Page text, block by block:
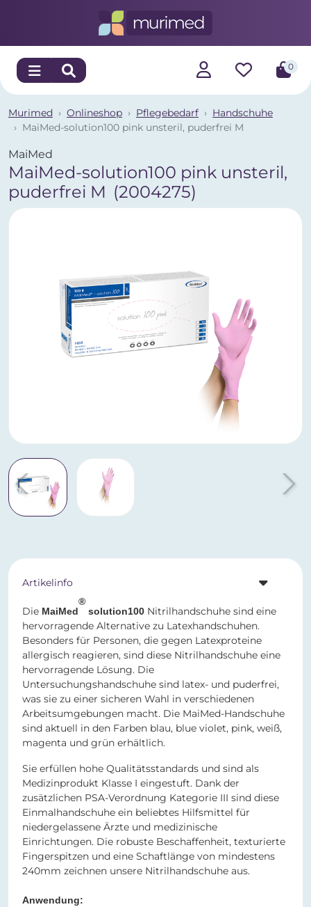
0
Murimed Onlineshop Pflegebedarf
Handschuhe
MaiMed-solution100 pink unsteril, puderfrei M
MaiMed
MaiMed-solution100 pink unsteril,
puderfrei M (2004275)
Artikelinfo
Die MaiMed
®
solution100 Nitrilhandschuhe sind eine
hervorragende Alternative zu Latexhandschuhen.
Besonders für Personen, die gegen Latexproteine
allergisch reagieren, sind diese Nitrilhandschuhe eine
hervorragende Lösung. Die
Untersuchungshandschuhe sind latex- und puderfrei,
was sie zu einer sicheren Wahl in verschiedenen
Arbeitsumgebungen macht. Die MaiMed-Handschuhe
sind aktuell in den Farben blau, blue violet, pink, weiß,
magenta und grün erhältlich.
Sie erfüllen hohe Qualitätsstandards und sind als
Medizinprodukt Klasse I eingestuft. Dank der
zusätzlichen PSA-Verordnung Kategorie III sind diese
Einmalhandschuhe ein beliebtes Hilfsmittel für
niedergelassene Ärzte und medizinische
Einrichtungen. Die robuste Beschaffenheit, texturierte
Fingerspitzen und eine Schaftlänge von mindestens
240mm zeichnen unsere Nitrilhandschuhe aus.
Anwendung: